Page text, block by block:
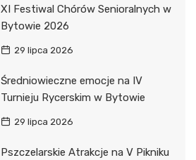
XI Festiwal Chórów Senioralnych w
Bytowie 2026
29 lipca 2026
Średniowieczne emocje na IV
Turnieju Rycerskim w Bytowie
29 lipca 2026
Pszczelarskie Atrakcje na V Pikniku